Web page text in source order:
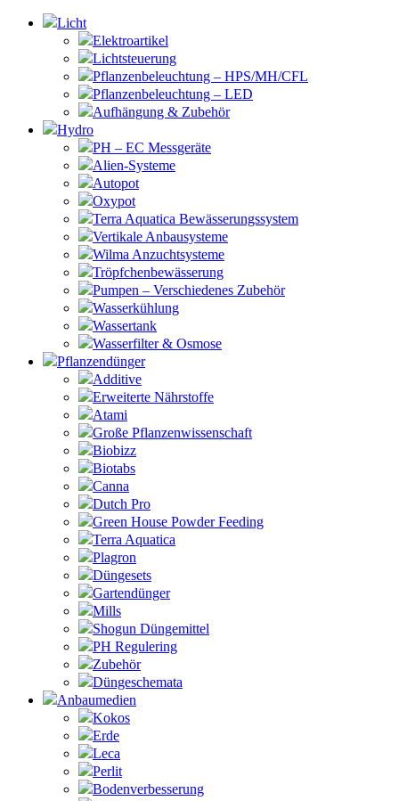
Licht
Elektroartikel
Lichtsteuerung
Pflanzenbeleuchtung – HPS/MH/CFL
Pflanzenbeleuchtung – LED
Aufhängung & Zubehör
Hydro
PH – EC Messgeräte
Alien-Systeme
Autopot
Oxypot
Terra Aquatica Bewässerungssystem
Vertikale Anbausysteme
Wilma Anzuchtsysteme
Tröpfchenbewässerung
Pumpen – Verschiedenes Zubehör
Wasserkühlung
Wassertank
Wasserfilter & Osmose
Pflanzendünger
Additive
Erweiterte Nährstoffe
Atami
Große Pflanzenwissenschaft
Biobizz
Biotabs
Canna
Dutch Pro
Green House Powder Feeding
Terra Aquatica
Plagron
Düngesets
Gartendünger
Mills
Shogun Düngemittel
PH Regulering
Zubehör
Düngeschemata
Anbaumedien
Kokos
Erde
Leca
Perlit
Bodenverbesserung